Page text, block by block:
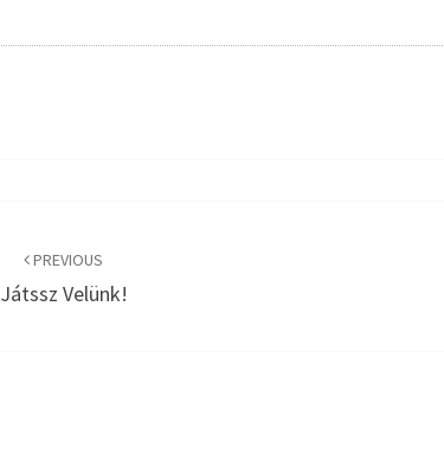
PREVIOUS
Játssz Velünk!